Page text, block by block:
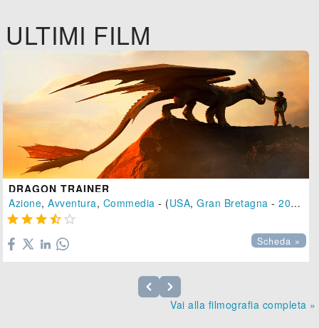
ULTIMI FILM
DRAGON TRAINER
Azione,Avventura, Commedia - (USA,Gran Bretagna -2025
    
Scheda »
Vai alla filmografia completa »